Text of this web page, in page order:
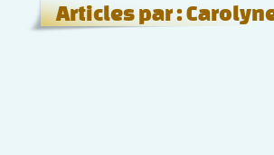
Articles par :